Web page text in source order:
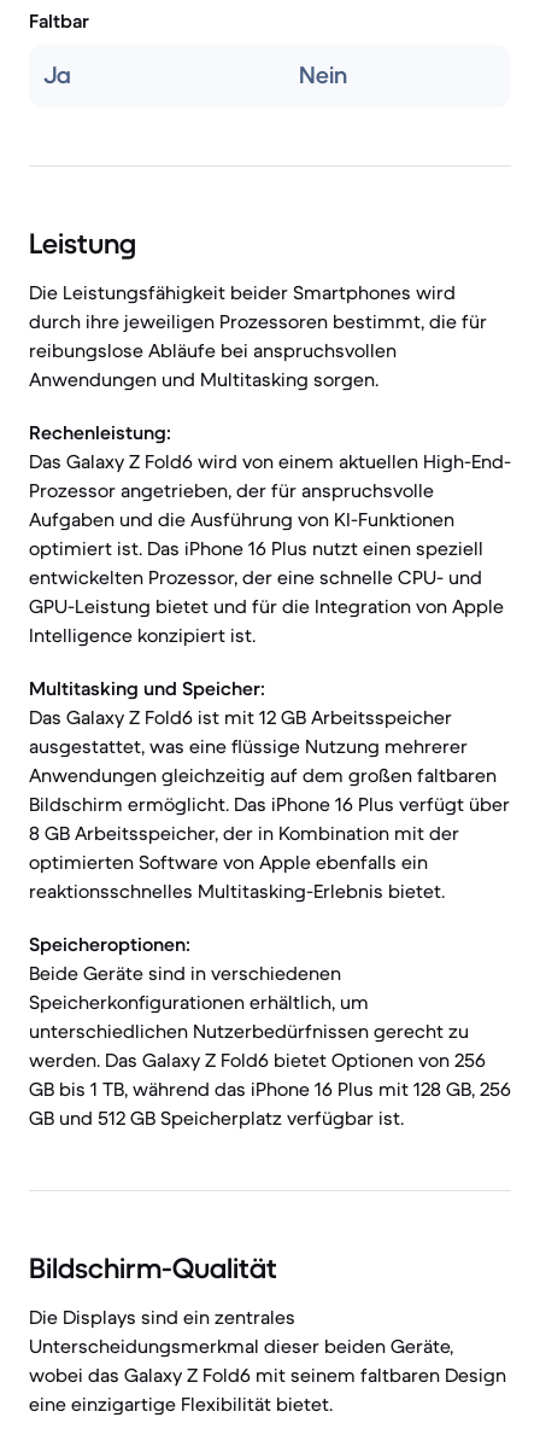
Faltbar
Ja Nein
Leistung
Die Leistungsfähigkeit beider Smartphones wird
durch ihre jeweiligen Prozessoren bestimmt, die für
reibungslose Abläufe bei anspruchsvollen
Anwendungen und Multitasking sorgen.
Rechenleistung:
Das Galaxy Z Fold6 wird von einem aktuellen High-End-
Prozessor angetrieben, der für anspruchsvolle
Aufgaben und die Ausführung von KI-Funktionen
optimiert ist. Das iPhone 16 Plus nutzt einen speziell
entwickelten Prozessor, der eine schnelle CPU- und
GPU-Leistung bietet und für die Integration von Apple
Intelligence konzipiert ist.
Multitasking und Speicher:
Das Galaxy Z Fold6 ist mit 12 GB Arbeitsspeicher
ausgestattet, was eine flüssige Nutzung mehrerer
Anwendungen gleichzeitig auf dem großen faltbaren
Bildschirm ermöglicht. Das iPhone 16 Plus verfügt über
8 GB Arbeitsspeicher, der in Kombination mit der
optimierten Software von Apple ebenfalls ein
reaktionsschnelles Multitasking-Erlebnis bietet.
Speicheroptionen:
Beide Geräte sind in verschiedenen
Speicherkonfigurationen erhältlich, um
unterschiedlichen Nutzerbedürfnissen gerecht zu
werden. Das Galaxy Z Fold6 bietet Optionen von 256
GB bis 1 TB, während das iPhone 16 Plus mit 128 GB, 256
GB und 512 GB Speicherplatz verfügbar ist.
Bildschirm-Qualität
Die Displays sind ein zentrales
Unterscheidungsmerkmal dieser beiden Geräte,
wobei das Galaxy Z Fold6 mit seinem faltbaren Design
eine einzigartige Flexibilität bietet.